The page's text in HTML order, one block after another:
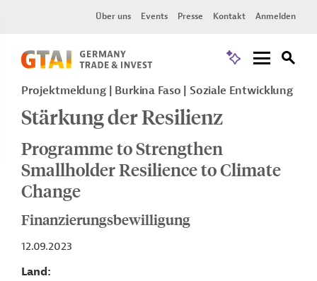
Über uns Events Presse Kontakt Anmelden
Projektmeldung Burkina Faso Soziale Entwicklung
Stärkung der Resilienz
Programme to Strengthen
Smallholder Resilience to Climate
Change
Finanzierungsbewilligung
12.09.2023
Land